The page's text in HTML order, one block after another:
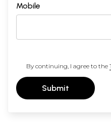
Mobile
By continuing, I agree to the
Submit